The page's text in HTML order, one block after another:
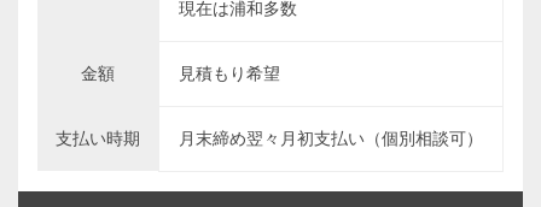
現在は浦和多数
金額 見積もり希望
支払い時期 月末締め翌々月初支払い（個別相談可）